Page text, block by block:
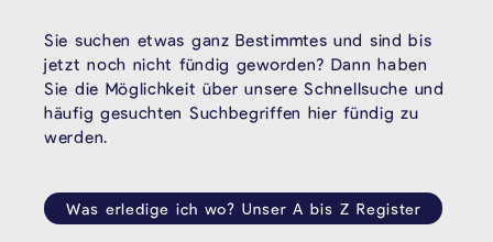
Sie suchen etwas ganz Bestimmtes und sind bis
jetzt noch nicht fündig geworden? Dann haben
Sie die Möglichkeit über unsere Schnellsuche und
häufig gesuchten Suchbegriffen hier fündig zu
werden.
Was erledige ich wo? Unser A bis Z Register